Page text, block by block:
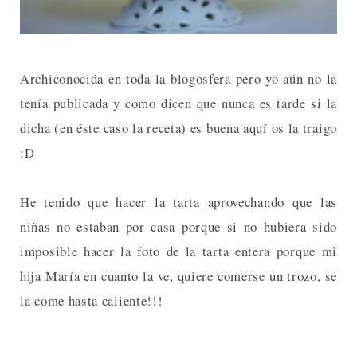
Archiconocida en toda la blogosfera pero yo aún no la
tenía publicada y como dicen que nunca es tarde si la
dicha (en éste caso la receta) es buena aquí os la traigo
:D
He tenido que hacer la tarta aprovechando que las
niñas no estaban por casa porque si no hubiera sido
imposible hacer la foto de la tarta entera porque mi
hija María en cuanto la ve, quiere comerse un trozo, se
la come hasta caliente!!!